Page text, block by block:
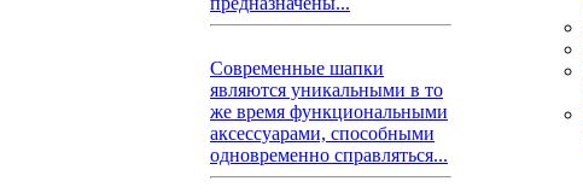
Современные шапки
являются уникальными в то
же время функциональными
аксессуарами, способными
одновременно справляться...